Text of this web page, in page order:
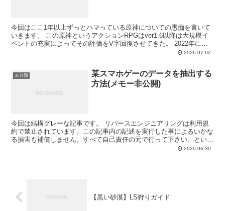
今回はここ1年以上ずっとハマっている原神についての愚痴を書いて
いきます。 この原神というアクションRPGはver1.6以降は大規模イ
ベントの充実によってその評価をV字回復させてきた。 2022年に年
2026.07.02
未分類
某スマホゲーのデータを抽出する
方法(メモー非公開)
今回は結構グレーな記事です。 リバースエンジニアリングは利用規
約で禁止されています。この記事内の記述を実行した事によるいかな
る損害も補償しません。すべて自己責任の元で行って下さい。という
2020.06.30
【黒い砂漠】LS狩りガイド